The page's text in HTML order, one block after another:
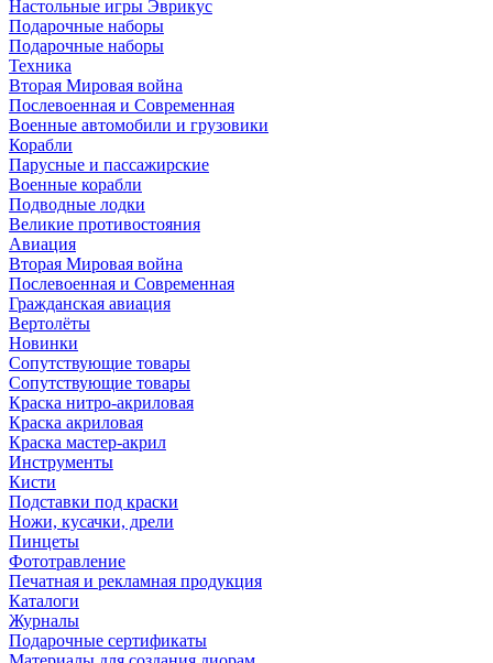
Настольные игры Эврикус
Подарочные наборы
Подарочные наборы
Техника
Вторая Мировая война
Послевоенная и Современная
Военные автомобили и грузовики
Корабли
Парусные и пассажирские
Военные корабли
Подводные лодки
Великие противостояния
Авиация
Вторая Мировая война
Послевоенная и Современная
Гражданская авиация
Вертолёты
Новинки
Сопутствующие товары
Сопутствующие товары
Краска нитро-акриловая
Краска акриловая
Краска мастер-акрил
Инструменты
Кисти
Подставки под краски
Ножи, кусачки, дрели
Пинцеты
Фототравление
Печатная и рекламная продукция
Каталоги
Журналы
Подарочные сертификаты